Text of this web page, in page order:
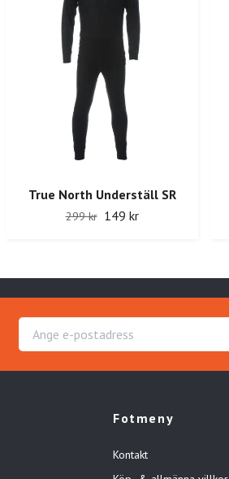
True North Underställ SR
299 kr 149 kr
Fotmeny
Kontakt